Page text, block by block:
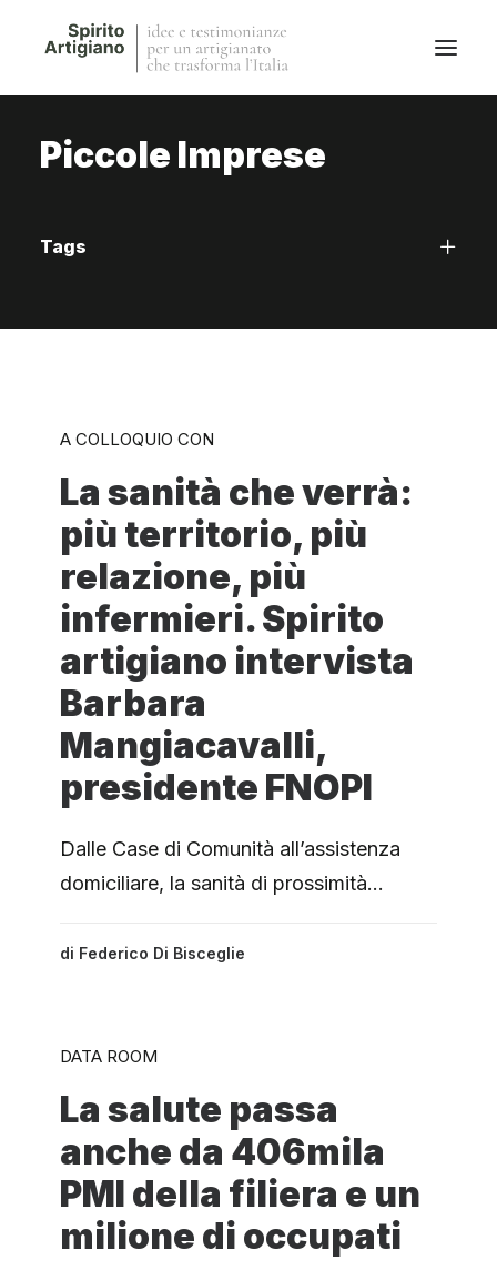
Questo sito
Piccole Imprese
Tags
A COLLOQUIO CON
La sanità che verrà:
più territorio, più
relazione, più
infermieri. Spirito
artigiano intervista
Barbara
Mangiacavalli,
presidente FNOPI
Dalle Case di Comunità all’assistenza
domiciliare, la sanità di prossimità…
di Federico Di Bisceglie
DATA ROOM
La salute passa
anche da 406mila
PMI della filiera e un
milione di occupati